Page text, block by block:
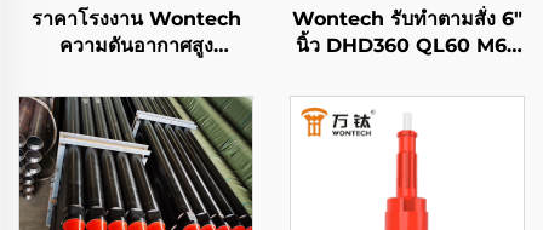
ราคาโรงงาน Wontech
ความดันอากาศสูง
2 3/8 " REG PIN ลงหลุม
DTH มวย
Wontech รับทำตามสั่ง 6"
นิ้ว DHD360 QL60 M60
สำหรับการเจาะบ่อน้ำ การ
เหมือง และการระเบิด